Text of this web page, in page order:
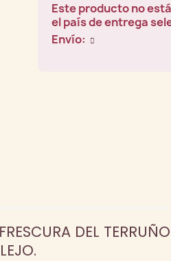
Este producto no
el país de entrega
Envío:
DEL